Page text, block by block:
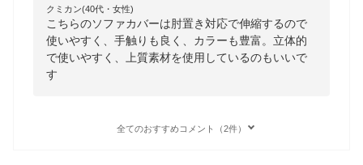
クミカン(40代・女性)
こちらのソファカバーは肘置き対応で伸縮するので
使いやすく、手触りも良く、カラーも豊富。立体的
で使いやすく、上質素材を使用しているのもいいで
す
全てのおすすめコメント（2件）